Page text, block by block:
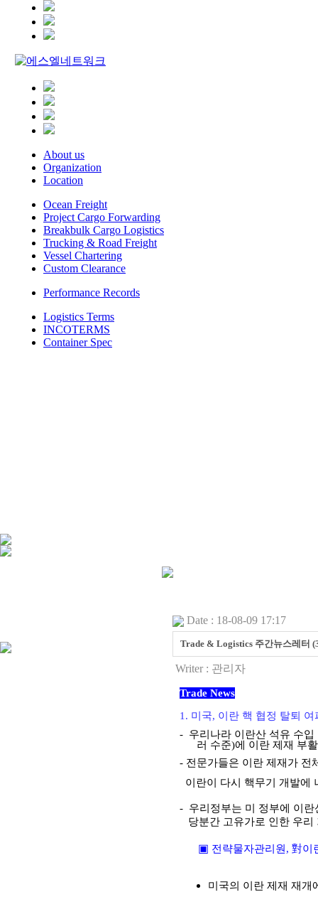
About us
Organization
Location
Ocean Freight
Project Cargo Forwarding
Breakbulk Cargo Logistics
Trucking & Road Freight
Vessel Chartering
Custom Clearance
Performance Records
Logistics Terms
INCOTERMS
Container Spec
Date : 18-08-09 17:17
Trade & Logistics 주간뉴스레터
Writer : 관리자
Trade News
1. 미국, 이란 핵 협정 탈퇴
- 우리나라 이란산 석유 수
러 수준)에 이란 제재 부
- 전문가들은 이란 제재가 전
이란이 다시 핵무기 개발에
- 우리정부는 미 정부에 이
당분간 고유가로 인한 우
▣ 전략물자관리원 ,對이
미국의 이란 제재 재개